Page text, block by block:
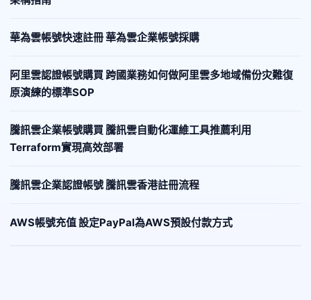
華為雲帳號快速註冊 華為雲企業帳號採購
阿里雲認證帳號購買 跨國業務如何做阿里雲多地域備份灾難復
原演練的標準SOP
騰訊雲企業帳號購買 騰訊雲自動化運維工具推薦利用
Terraform實現高效部署
騰訊雲企業認證帳號 騰訊雲香港註冊流程
AWS帳號充值 設定PayPal為AWS預設付款方式